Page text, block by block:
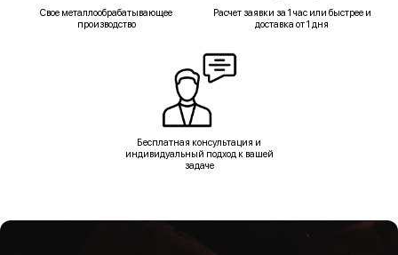
Свое металлообрабатывающее
производство
Расчет заявки за 1 час или быстрее и
доставка от 1 дня
Бесплатная консультация и
индивидуальный подход к вашей
задаче